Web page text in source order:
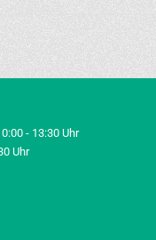
- 13:30 Uhr
Uhr